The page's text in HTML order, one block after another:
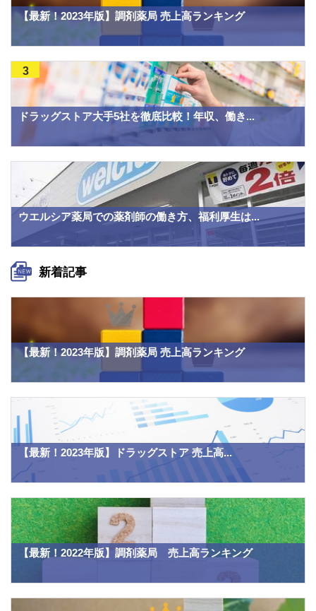
【最新！2023年版】調剤薬局 売上高ランキング
ドラッグストア大手5社を徹底比較！年収、働き...
3
ウエルシア薬局での薬剤師の働き方、福利厚生は...
新着記事
【最新！2023年版】調剤薬局 売上高ランキング
【最新！2023年版】ドラッグストア 売上高...
【最新！2022年版】調剤薬局 売上高ランキング